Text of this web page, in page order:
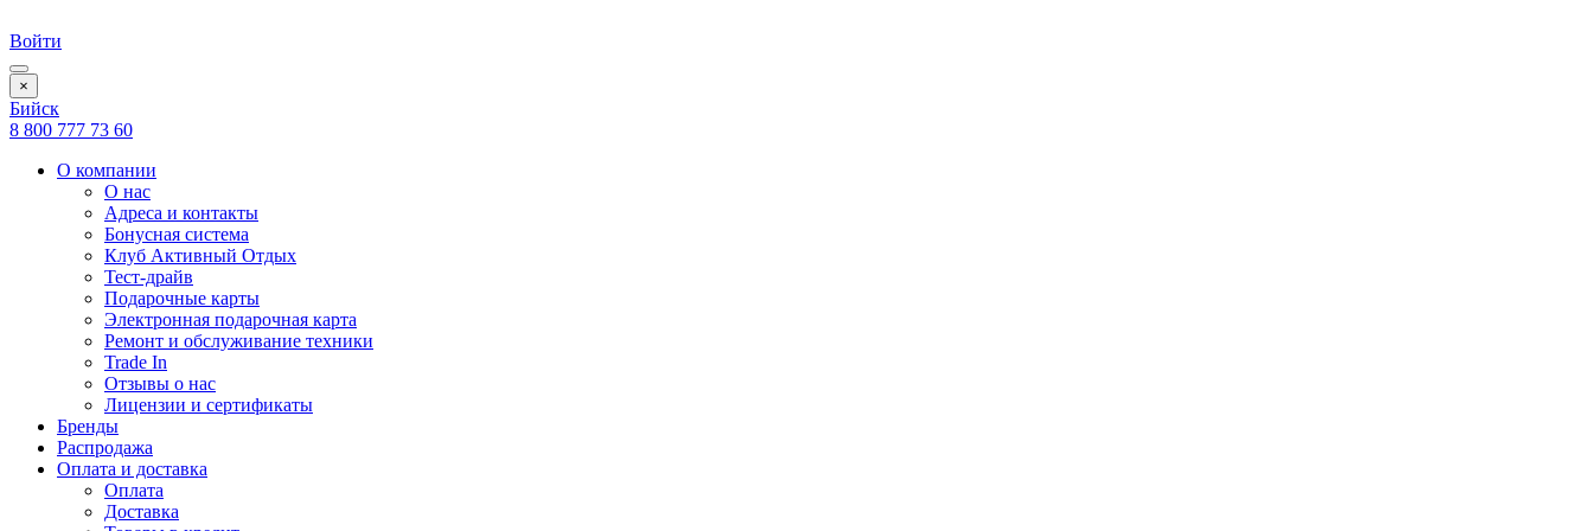
Войти
×
Бийск
8 800 777 73 60
О компании
О нас
Адреса и контакты
Бонусная система
Клуб Активный Отдых
Тест-драйв
Подарочные карты
Электронная подарочная карта
Ремонт и обслуживание техники
Trade In
Отзывы о нас
Лицензии и сертификаты
Бренды
Распродажа
Оплата и доставка
Оплата
Доставка